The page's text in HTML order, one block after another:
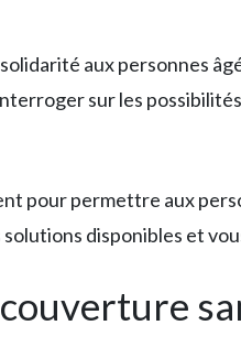
aux personnes
sur les
pour permettre aux
disponibles et